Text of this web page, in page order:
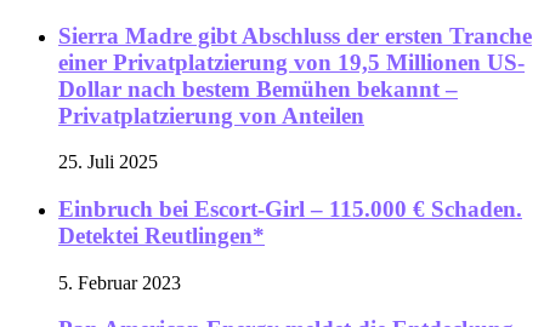
Sierra Madre gibt Abschluss der ersten Tranche
einer Privatplatzierung von 19,5 Millionen US-
Dollar nach bestem Bemühen bekannt –
Privatplatzierung von Anteilen
25. Juli 2025
Einbruch bei Escort-Girl – 115.000 € Schaden.
Detektei Reutlingen*
5. Februar 2023